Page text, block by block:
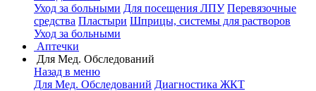
Уход за больными Для посещения ЛПУ Перевязочные
средства Пластыри Шприцы, системы для растворов
Уход за больными
Аптечки
Для Мед. Обследований
Назад в меню
Для Мед. Обследований Диагностика ЖКТ